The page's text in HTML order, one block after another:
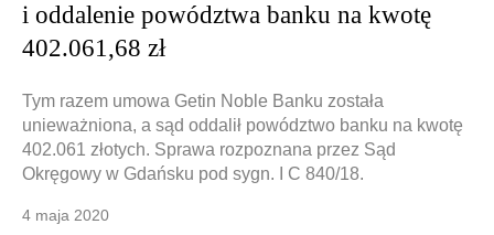
i oddalenie powództwa banku na kwotę
402.061,68 zł
Tym razem umowa Getin Noble Banku została
unieważniona, a sąd oddalił powództwo banku na kwotę
402.061 złotych. Sprawa rozpoznana przez Sąd
Okręgowy w Gdańsku pod sygn. I C 840/18.
4 maja 2020